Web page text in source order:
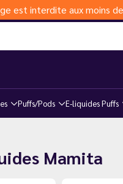
est interdite aux moins
Puffs/Pods E-liquides Puffs
Mamita